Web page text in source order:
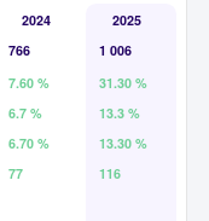
2024
2025
766
1 006
7.60 %
31.30 %
6.7 %
13.3 %
6.70 %
13.30 %
77 116